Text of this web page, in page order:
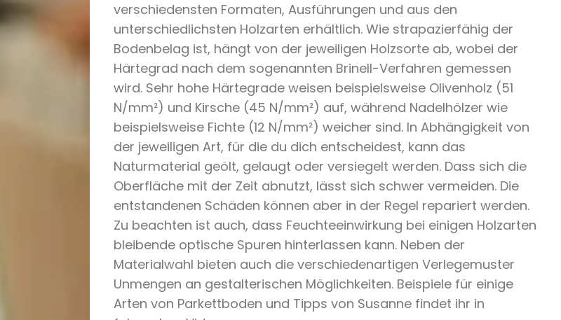
verschiedensten Formaten, Ausführungen und aus den
unterschiedlichsten Holzarten erhältlich. Wie strapazierfähig der
Bodenbelag ist, hängt von der jeweiligen Holzsorte ab, wobei der
Härtegrad nach dem sogenannten Brinell-Verfahren gemessen
wird. Sehr hohe Härtegrade weisen beispielsweise Olivenholz (51
N/mm²) und Kirsche (45 N/mm²) auf, während Nadelhölzer wie
beispielsweise Fichte (12 N/mm²) weicher sind. In Abhängigkeit von
der jeweiligen Art, für die du dich entscheidest, kann das
Naturmaterial geölt, gelaugt oder versiegelt werden. Dass sich die
Oberfläche mit der Zeit abnutzt, lässt sich schwer vermeiden. Die
entstandenen Schäden können aber in der Regel repariert werden.
Zu beachten ist auch, dass Feuchteeinwirkung bei einigen Holzarten
bleibende optische Spuren hinterlassen kann. Neben der
Materialwahl bieten auch die verschiedenartigen Verlegemuster
Unmengen an gestalterischen Möglichkeiten. Beispiele für einige
Arten von Parkettboden und Tipps von Susanne findet ihr in